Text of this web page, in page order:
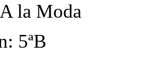
la Moda
5ªB